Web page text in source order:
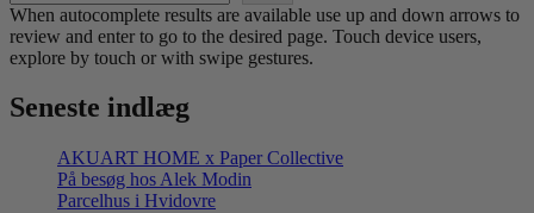
When autocomplete results are available use up and down arrows to
review and enter to go to the desired page. Touch device users,
explore by touch or with swipe gestures.
Seneste indlæg
AKUART HOME x Paper Collective
På besøg hos Alek Modin
Parcelhus i Hvidovre